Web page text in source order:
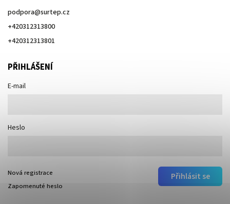
podpora@surtep.cz
+420312313800
+420312313801
PŘIHLÁŠENÍ
E-mail
Heslo
Přihlásit se
Nová registrace
Zapomenuté heslo